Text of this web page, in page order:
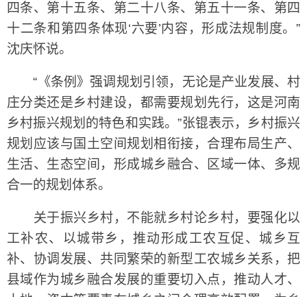
四条、第十五条、第二十八条、第五十一条、第四
十二条和第四条体现‘六要’内容，形成法规制度。”
沈庆怀说。
“《条例》强调规划引领，无论是产业发展、村
庄分类还是乡村建设，都需要规划先行，这是河南
乡村振兴规划的特色和实践。”张锟表示，乡村振兴
规划应该与国土空间规划相衔接，合理布局生产、
生活、生态空间，形成城乡融合、区域一体、多规
合一的规划体系。
关于振兴乡村，不能就乡村论乡村，要强化以
工补农、以城带乡，推动形成工农互促、城乡互
补、协调发展、共同繁荣的新型工农城乡关系，把
县域作为城乡融合发展的重要切入点，推动人才、